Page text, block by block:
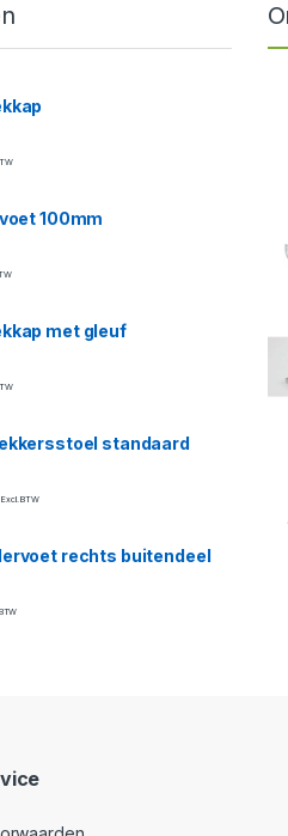
100mm
met gleuf
standaard
Excl. BTW
rechts buitendeel